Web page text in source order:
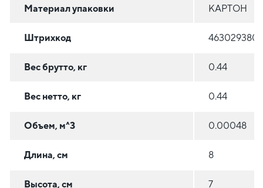
Материал упаковки КАРТОН
Штрихкод
Вес брутто, кг 0.44
Вес нетто, кг 0.44
Объем, м^3 0.00048
Длина, см 8
Высота, см 7